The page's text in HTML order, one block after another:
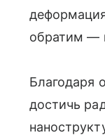
обратим —
Благодаря
достичь